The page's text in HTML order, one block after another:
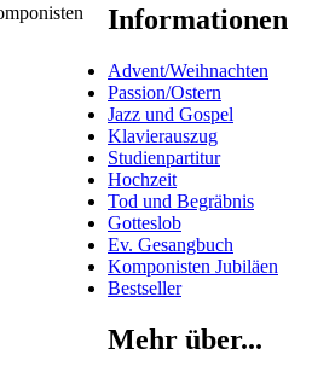
Informationen
Advent/Weihnachten
Passion/Ostern
Jazz und Gospel
Klavierauszug
Studienpartitur
Hochzeit
Tod und Begräbnis
Gotteslob
Ev. Gesangbuch
Komponisten Jubiläen
Bestseller
Mehr über...